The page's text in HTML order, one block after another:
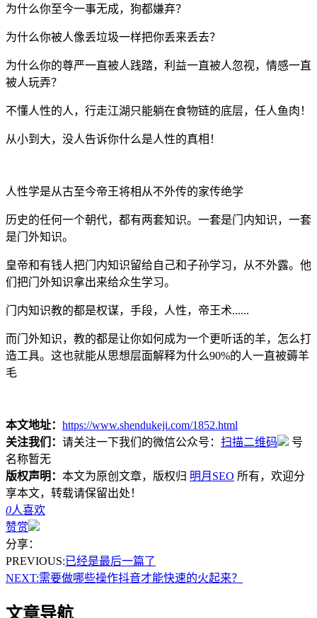
为什么你至今一事无成，狗都嫌弃？
为什么你被人像丢垃圾一样把你丢来丢去？
为什么你的尊严一直被人践踏，利益一直被人忽视，情感一直
被人玩弄？
不懂人性的人，行走江湖只能躺在食物链的底层，任人鱼肉！
从小到大，没人告诉你什么是人性的真相！
人性学是从古至今帝王将相从不外传的家传绝学
历史的任何一个朝代，都有两套知识。一套是门内知识，一套
是门外知识。
皇帝和有钱人把门内知识留给自己和子孙学习，从不外露。他
们把门外知识拿出来给众生学习。
门内知识教的都是权谋，手段，人性，帝王术......
而门外知识，教的都是让你如何成为一个更听话的羊，怎么打
造工具。这也就能从思想层面解释为什么90%的人一直被薅羊
毛
本文地址： https://www.shendukeji.com/1852.html
关注我们： 请关注一下我们的微信公众号： 扫描二维码
号
名称暂无
版权声明： 本文为原创文章，版权归 明月SEO 所有，欢迎分
享本文，转载请保留出处！
0人喜欢
赞赏
分享：
PREVIOUS:已经是最后一篇了
NEXT:需要做哪些操作抖音才能快速的火起来？
文章导航